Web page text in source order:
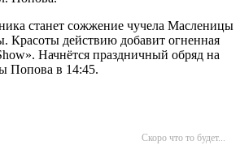
станет сожжение чучела Масленицы
Красоты действию добавит огненная
Начнётся праздничный обряд на
Попова в 14:45.
Скоро что то будет...